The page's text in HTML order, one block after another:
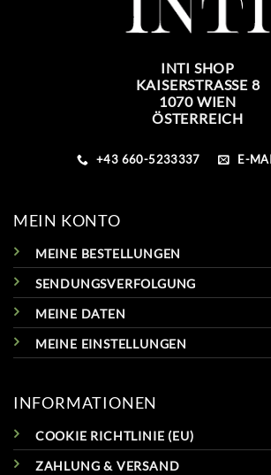
INTI SHOP
KAISERSTRASSE 8
1070 WIEN
ÖSTERREICH
+43 660-5233337 E-
MEIN KONTO
MEINE BESTELLUNGEN
SENDUNGSVERFOLGUNG
MEINE DATEN
MEINE EINSTELLUNGEN
INFORMATIONEN
COOKIE RICHTLINIE (EU)
ZAHLUNG & VERSAND